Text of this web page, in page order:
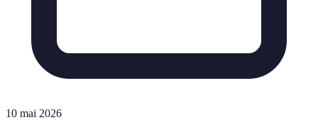
10 mai 2026